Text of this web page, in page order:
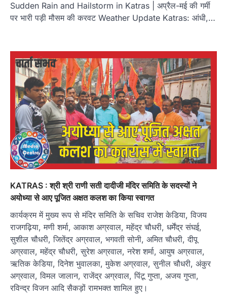
Sudden Rain and Hailstorm in Katras | अप्रैल-मई की गर्मी
पर भारी पड़ी मौसम की करवट Weather Update Katras: आंधी,…
KATRAS : श्री श्री राणी सती दादीजी मंदिर समिति के सदस्यों ने
अयोध्या से आए पूजित अक्षत कलश का किया स्वागत
कार्यक्रम में मुख्य रूप से मंदिर समिति के सचिव राजेश केडिया, विजय
राजगढ़िया, मणी शर्मा, आकाश अग्रवाल, महेंद्र चौधरी, धर्मेंद्र संघई,
सुशील चौधरी, जितेंद्र अग्रवाल, भगवती सोनी, अमित चौधरी, दीपू
अग्रवाल, महेंद्र चौधरी, सुरेश अग्रवाल, नरेश शर्मा, आयुष अग्रवाल,
ऋतिक केडिया, दिनेश भुवालका, मुकेश अग्रवाल, सुनील चौधरी, अंकुर
अग्रवाल, विमल जालान, राजेंद्र अग्रवाल, पिंटू गुप्ता, अजय गुप्ता,
रविन्द्र विजन आदि सैकड़ों रामभक्त शामिल हुए।